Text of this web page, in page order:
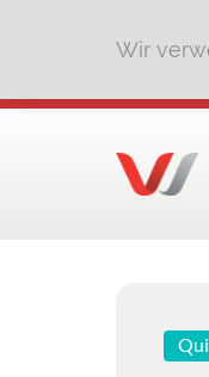
Wir